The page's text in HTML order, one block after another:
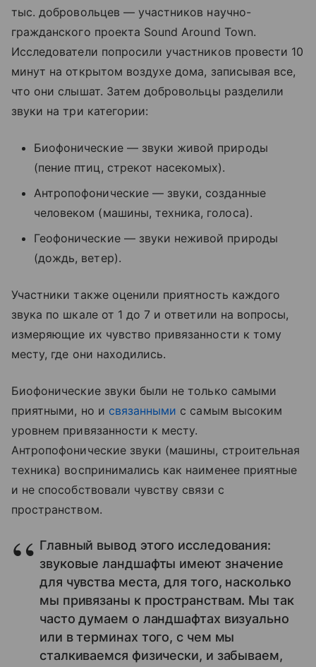
тыс. добровольцев — участников научно-
гражданского проекта Sound Around Town.
Исследователи попросили участников провести 10
минут на открытом воздухе дома, записывая все,
что они слышат. Затем добровольцы разделили
звуки на три категории:
Биофонические — звуки живой природы
(пение птиц, стрекот насекомых).
Антропофонические — звуки, созданные
человеком (машины, техника, голоса).
Геофонические — звуки неживой природы
(дождь, ветер).
Участники также оценили приятность каждого
звука по шкале от 1 до 7 и ответили на вопросы,
измеряющие их чувство привязанности к тому
месту, где они находились.
Биофонические звуки были не только самыми
приятными, но и связанными с самым высоким
уровнем привязанности к месту.
Антропофонические звуки (машины, строительная
техника) воспринимались как наименее приятные
и не способствовали чувству связи с
пространством.
Главный вывод этого исследования:
звуковые ландшафты имеют значение
для чувства места, для того, насколько
мы привязаны к пространствам. Мы так
часто думаем о ландшафтах визуально
или в терминах того, с чем мы
сталкиваемся физически, и забываем,